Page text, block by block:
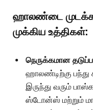
ஹாலண்டை முடக்க
முக்கிய உத்திகள்:
நெருக்கமான
ஹாலண்டிற்கு பந்து
இருந்து வரும்
ஸ்டோன்ஸ் மற்றும்